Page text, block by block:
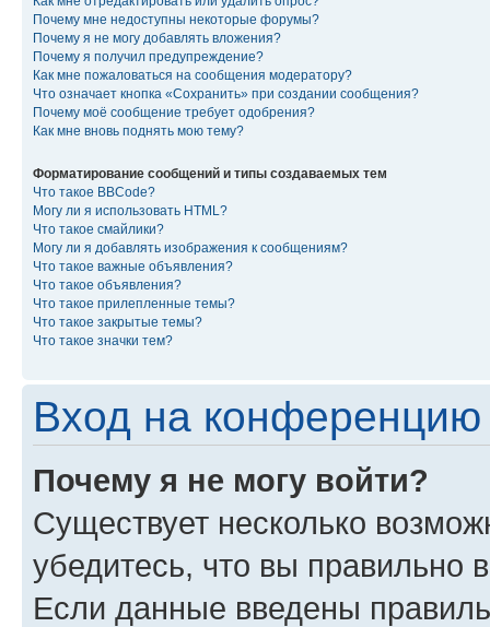
Почему мне недоступны некоторые форумы?
Почему я не могу добавлять вложения?
Почему я получил предупреждение?
Как мне пожаловаться на сообщения модератору?
Что означает кнопка «Сохранить» при создании сообщения?
Почему моё сообщение требует одобрения?
Как мне вновь поднять мою тему?
Форматирование сообщений и типы создаваемых тем
Что такое BBCode?
Могу ли я использовать HTML?
Что такое смайлики?
Могу ли я добавлять изображения к сообщениям?
Что такое важные объявления?
Что такое объявления?
Что такое прилепленные темы?
Что такое закрытые темы?
Что такое значки тем?
Вход на конференцию
Почему я не могу войти?
Существует несколько
убедитесь, что вы правильно
Если данные введены